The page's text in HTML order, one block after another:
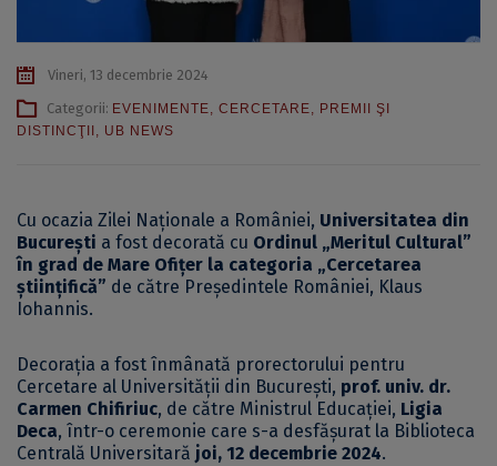
Vineri, 13 decembrie 2024
Categorii: EVENIMENTE, CERCETARE, PREMII ŞI
DISTINCŢII , UB NEWS
Cu ocazia Zilei Naționale a României, Universitatea din
București a fost decorată cu Ordinul „Meritul Cultural”
în grad de Mare Ofițer la categoria „Cercetarea
științifică” de către Președintele României, Klaus
Iohannis.
Decorația a fost înmânată prorectorului pentru
Cercetare al Universității din București, prof. univ. dr.
Carmen Chifiriuc, de către Ministrul Educației, Ligia
Deca, într-o ceremonie care s-a desfășurat la Biblioteca
Centrală Universitară joi, 12 decembrie 2024.